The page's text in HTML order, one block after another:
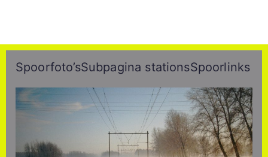
Spoorfoto’sSubpagina stationsSpoorlinks